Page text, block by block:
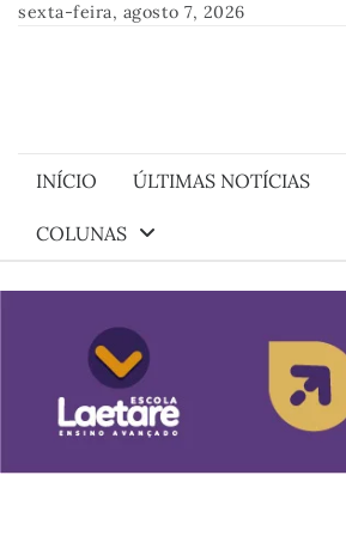
Skipsexta-feira, agosto 7, 2026
INÍCIO ÚLTIMAS NOTÍCIAS
COLUNAS